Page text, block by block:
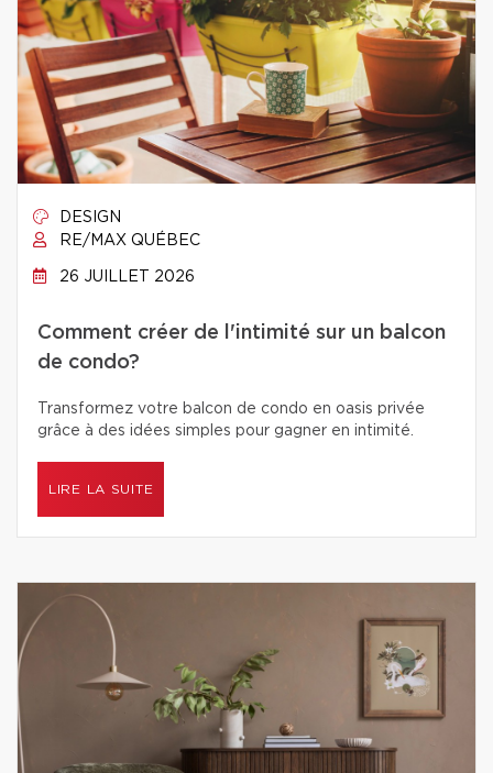
DESIGN
RE/MAX QUÉBEC
26 JUILLET 2026
Comment créer de l'intimité sur un balcon
de condo?
Transformez votre balcon de condo en oasis privée
grâce à des idées simples pour gagner en intimité.
LIRE LA SUITE